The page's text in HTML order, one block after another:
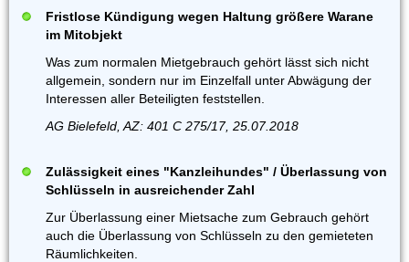
Fristlose Kündigung wegen Haltung größere Warane
im Mitobjekt
Was zum normalen Mietgebrauch gehört lässt sich nicht
allgemein, sondern nur im Einzelfall unter Abwägung der
Interessen aller Beteiligten feststellen.
AG Bielefeld, AZ: 401 C 275/17, 25.07.2018
Zulässigkeit eines "Kanzleihundes" / Überlassung von
Schlüsseln in ausreichender Zahl
Zur Überlassung einer Mietsache zum Gebrauch gehört
auch die Überlassung von Schlüsseln zu den gemieteten
Räumlichkeiten.